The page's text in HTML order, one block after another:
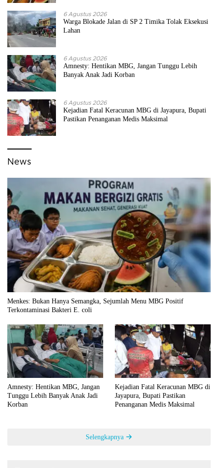
6 Agustus 2026
Warga Blokade Jalan di SP 2 Timika Tolak Eksekusi
Lahan
6 Agustus 2026
Amnesty: Hentikan MBG, Jangan Tunggu Lebih
Banyak Anak Jadi Korban
6 Agustus 2026
Kejadian Fatal Keracunan MBG di Jayapura, Bupati
Pastikan Penanganan Medis Maksimal
News
Menkes: Bukan Hanya Semangka, Sejumlah Menu MBG Positif
Terkontaminasi Bakteri E. coli
Amnesty: Hentikan MBG, Jangan
Tunggu Lebih Banyak Anak Jadi
Korban
Kejadian Fatal Keracunan MBG di
Jayapura, Bupati Pastikan
Penanganan Medis Maksimal
Selengkapnya